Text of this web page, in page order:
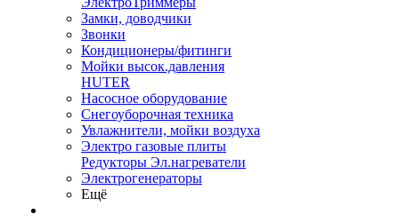
Замки, доводчики
Звонки
Кондиционеры/фитинги
Мойки высок.давления
HUTER
Насосное оборудование
Снегоуборочная техника
Увлажнители, мойки воздуха
Электро газовые плиты
Редукторы Эл.нагреватели
Электрогенераторы
Ещё